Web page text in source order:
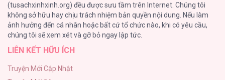
Gả Cho Vai Ác [...] – Chap 47
Bỏ Quách Chồng Con Đi, Tiền Bạc Mới Là Tất Cả
123
Tình yêu và danh vọng
(tusachxinhxinh.org) đều được sưu tầm trên Internet. Chúng tôi
không sở hữu hay chịu trách nhiệm bản quyền nội dung. Nếu làm
ảnh hưởng đến cá nhân hoặc bất cứ tổ chức nào, khi có yêu cầu,
chúng tôi sẽ xem xét và gỡ bỏ ngay lập tức.
LIÊN KẾT HỮU ÍCH
Truyện Mới Cập Nhật